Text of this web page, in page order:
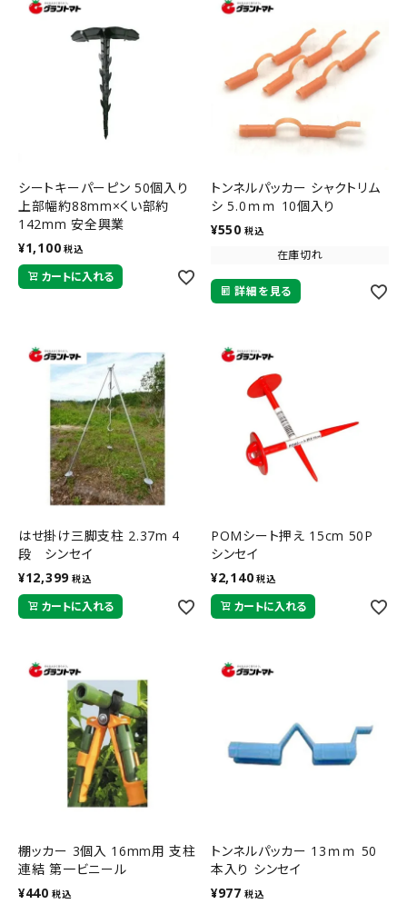
シートキーパーピン 50個入り
上部幅約88mm×くい部約
142mm 安全興業
¥1,100 税込
カートに入れる
トンネルパッカー シャクトリム
シ 5.0ｍｍ 10個入り
¥550 税込
在庫切れ
詳細を見る
はせ掛け三脚支柱 2.37m 4
段 シンセイ
¥12,399 税込
カートに入れる
POMシート押え 15cm 50P
シンセイ
¥2,140 税込
カートに入れる
棚ッカー 3個入 16mm用 支柱
連結 第一ビニール
¥440 税込
トンネルパッカー 13ｍｍ 50
本入り シンセイ
¥977 税込